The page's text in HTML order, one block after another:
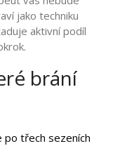
jako techniku
aktivní podíl
brání
třech sezeních